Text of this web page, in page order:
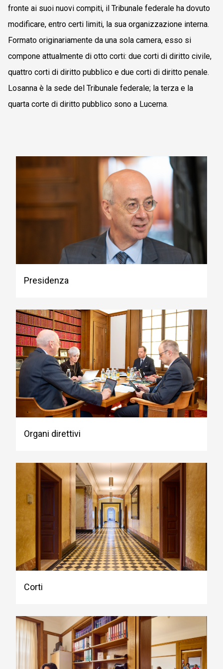
fronte ai suoi nuovi compiti, il Tribunale federale ha dovuto
modificare, entro certi limiti, la sua organizzazione interna.
Formato originariamente da una sola camera, esso si
compone attualmente di otto corti: due corti di diritto civile,
quattro corti di diritto pubblico e due corti di diritto penale.
Losanna è la sede del Tribunale federale; la terza e la
quarta corte di diritto pubblico sono a Lucerna.
Presidenza
Organi direttivi
Corti